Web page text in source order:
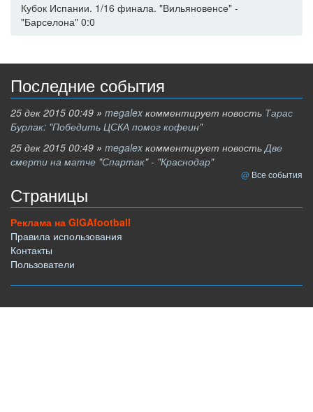
Кубок Испании. 1/16 финала. "Вильяновенсе" -
"Барселона" 0:0
Последние события
25 дек 2015 00:49 » megalex комментирует новость Тарас
Бурлак: "Победить ЦСКА помог кофеин"
25 дек 2015 00:49 » megalex комментирует новостьДве
смерти на матче "Спартак" - "Краснодар"
Все события
Страницы
Реклама на GIGAfootball
Правила использования
Контакты
Пользователи